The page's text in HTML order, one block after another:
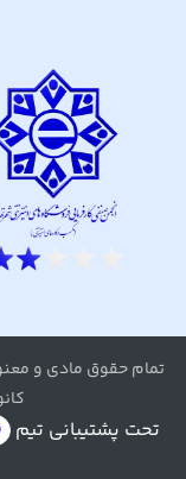
تمام حقوق مادی و
تحت پشتیبانی تیم